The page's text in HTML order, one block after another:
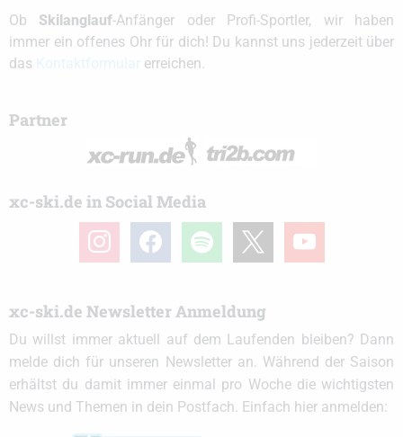
Ob Skilanglauf-Anfänger oder Profi-Sportler, wir haben
immer ein offenes Ohr für dich! Du kannst uns jederzeit über
das
erreichen.
Partner
xc-ski.de in Social Media
instagramfacebook spotify youtube
xc-ski.de Newsletter Anmeldung
Du willst immer aktuell auf dem Laufenden bleiben? Dann
melde dich für unseren Newsletter an. Während der Saison
erhältst du damit immer einmal pro Woche die wichtigsten
News und Themen in dein Postfach. Einfach hier anmelden: